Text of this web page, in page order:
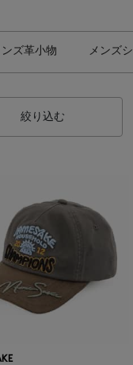
ンズ革小物 メンズ
絞り込む